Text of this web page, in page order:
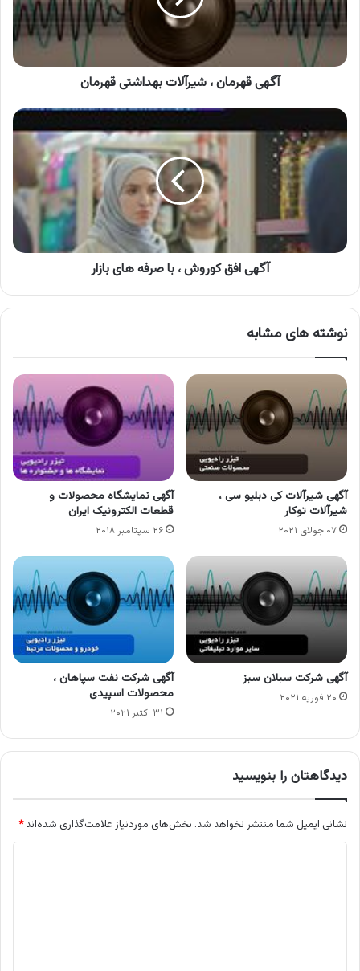
قهرمان
آگهی قهرمان ، شیرآلات بهداشتی قهرمان
آگهی
افق
کوروش
آگهی افق کوروش ، با صرفه های بازار
نوشته های مشابه
آگهی شیرآلات کی دبلیو سی ،
شیرآلات توکار
۰۷ جولای ۲۰۲۱
آگهی نمایشگاه محصولات و
قطعات الکترونیک ایران
۲۶ سپتامبر ۲۰۱۸
آگهی شرکت سبلان سبز
۲۰ فوریه ۲۰۲۱
آگهی شرکت نفت سپاهان ،
محصولات اسپیدی
۳۱ اکتبر ۲۰۲۱
دیدگاهتان را بنویسید
نشانی ایمیل شما منتشر نخواهد شد. بخش‌های موردنیاز علامت‌گذاری شده‌اند*